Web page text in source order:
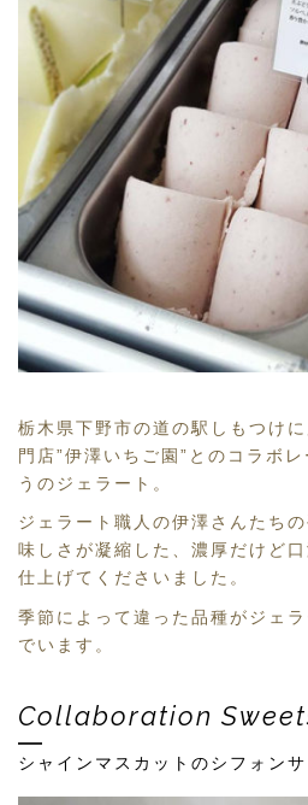
栃木県下野市の道の駅しもつけ
門店”伊澤いちご園”とのコラボ
うのジェラート。
ジェラート職人の伊澤さんたち
味しさが凝縮した、濃厚だけど
仕上げてくださいました。
季節によって違った品種がジェ
でいます。
Collaboration
シャインマスカットのシフォンサ